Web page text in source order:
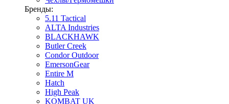
Бренды:
5.11 Tactical
ALTA Industries
BLACKHAWK
Butler Creek
Condor Outdoor
EmersonGear
Entire M
Hatch
High Peak
KOMBAT UK